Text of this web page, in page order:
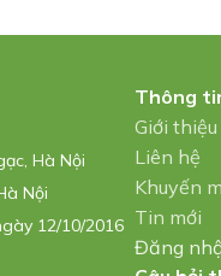
Hà Nội
Nội
12/10/2016
Thông
Giới thiệu
Liên hệ
Khuyến
Tin mới
Đăng